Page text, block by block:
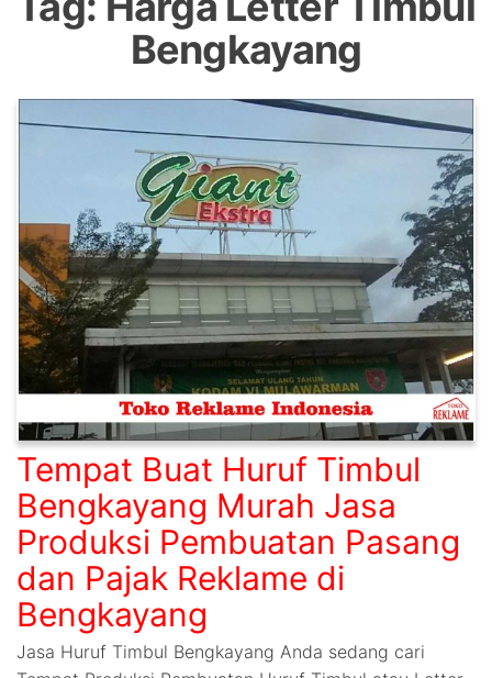
Bengkayang
Tempat Buat Huruf Timbul
Bengkayang Murah Jasa
Produksi Pembuatan Pasang
dan Pajak Reklame di
Bengkayang
Jasa Huruf Timbul Bengkayang Anda sedang cari